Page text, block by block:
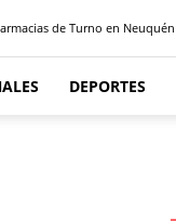
de Turno en Neuquén
DEPORTES